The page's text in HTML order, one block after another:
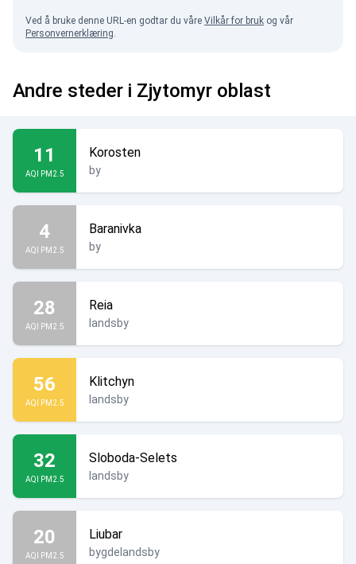
Ved å bruke denne URL-en godtar du våre Vilkår for bruk og vår
Personvernerklæring.
Andre steder i Zjytomyr oblast
11
AQI PM2.5
Korosten
by
4
AQI PM2.5
Baranivka
by
28
AQI PM2.5
Reia
landsby
56
AQI PM2.5
Klitchyn
landsby
32
AQI PM2.5
Sloboda-Selets
landsby
20
AQI PM2.5
Liubar
bygdelandsby